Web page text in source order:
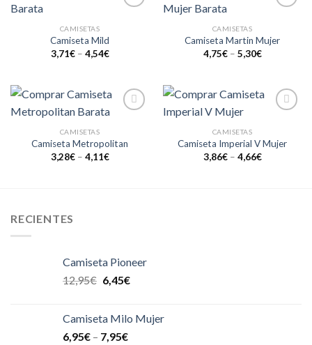
CAMISETAS
Camiseta Mild
3,71€– 4,54€
lista de
deseos
CAMISETAS
Camiseta Martin Mujer
4,75€– 5,30€
lista de
deseos
CAMISETAS
Camiseta Metropolitan
3,28€– 4,11€
lista de
deseos
CAMISETAS
Camiseta Imperial V Mujer
3,86€– 4,66€
RECIENTES
Camiseta Pioneer
12,95€ 6,45€
Camiseta Milo Mujer
6,95€ – 7,95€